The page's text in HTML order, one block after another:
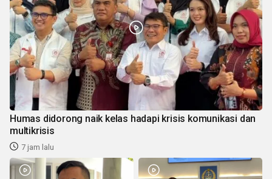
Humas didorong naik kelas hadapi krisis komunikasi dan
multikrisis
7 jam lalu